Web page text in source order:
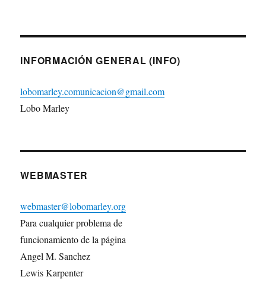
INFORMACIÓN GENERAL (INFO)
lobomarley.comunicacion@gmail.com
Lobo Marley
WEBMASTER
webmaster@lobomarley.org
Para cualquier problema de
funcionamiento de la página
Angel M. Sanchez
Lewis Karpenter